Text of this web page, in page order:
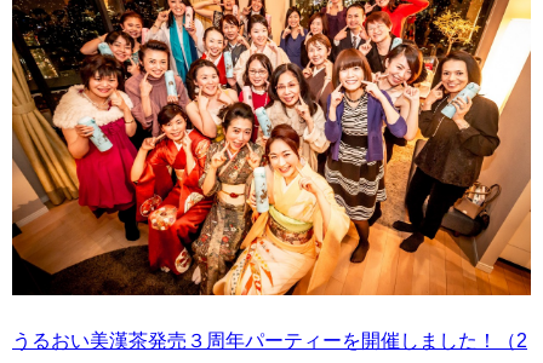
うるおい美漢茶発売３周年パーティーを開催しました！（2